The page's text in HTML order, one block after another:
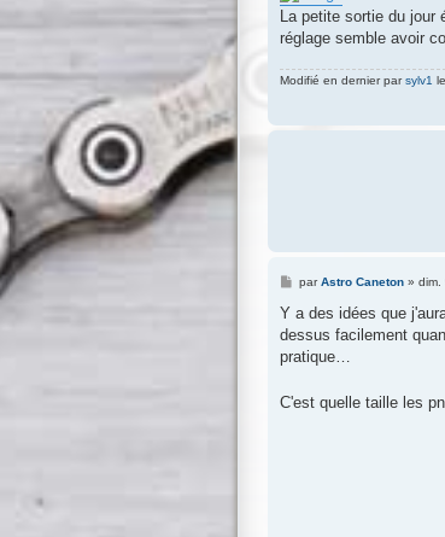
La petite sortie du jour
réglage semble avoir
Modifié en dernier parsylv1
M
s
a
g
parAstro Caneton» dim.
Y a des idées que
dessus facilement
pratique…
C'est quelle taille les